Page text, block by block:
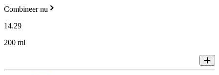
Combineer nu
14.29
200 ml